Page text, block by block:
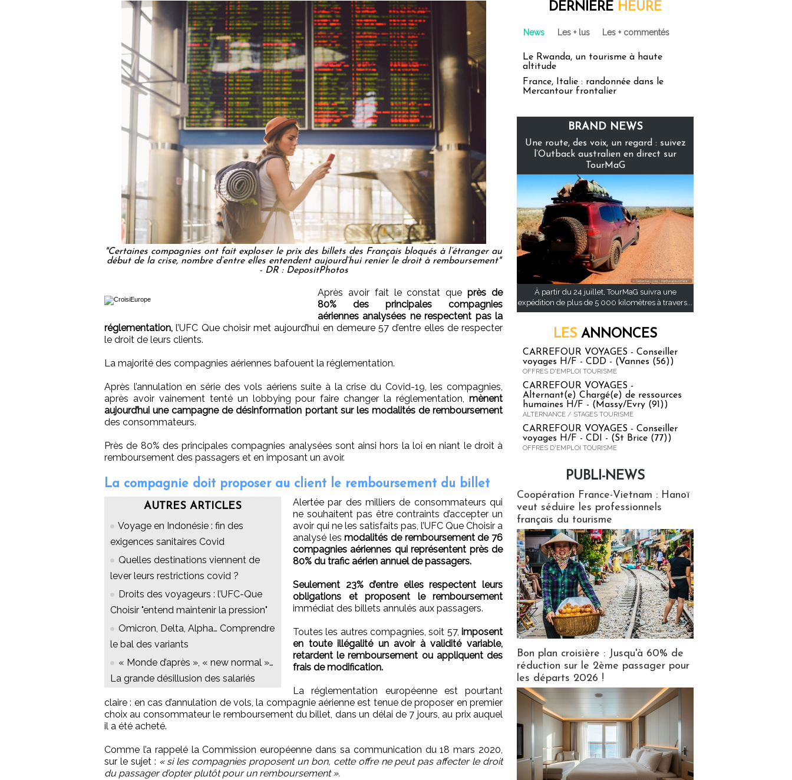
"Certaines compagnies ont fait exploser le prix des billets des Français bloqués à l’étranger au
début de la crise, nombre d’entre elles entendent aujourd’hui renier le droit à remboursement"
- DR : DepositPhotos
Après avoir fait le constat queprès de
80% des principales compagnies
aériennes analysées ne respectent pas la
réglementation, l’UFC Que choisir met aujourd’hui en demeure 57 d’entre elles de respecter
le droit de leurs clients.
La majorité des compagnies aériennes bafouent la réglementation.
Après l’annulation en série des vols aériens suite à la crise du Covid-19, les compagnies,
après avoir vainement tenté un lobbying pour faire changer la réglementation, mènent
aujourd’hui une campagne de désinformation portant sur les modalités de remboursement
des consommateurs.
Près de 80% des principales compagnies analysées sont ainsi hors la loi en niant le droit à
remboursement des passagers et en imposant un avoir.
La compagnie doit proposer au client le remboursement du billet
AUTRES ARTICLES
Voyage en Indonésie : fin des
exigences sanitaires Covid
Quelles destinations viennent de
lever leurs restrictions covid ?
Droits des voyageurs : l’UFC-Que
Choisir "entend maintenir la pression"
Omicron, Delta, Alpha… Comprendre
le bal des variants
« Monde d’après », « new normal »…
La grande désillusion des salariés
Alertée par des milliers de consommateurs qui
ne souhaitent pas être contraints d’accepter un
avoir qui ne les satisfaits pas, l’UFC Que Choisir a
analysé lesmodalités de remboursement de 76
compagnies aériennes qui représentent près de
80% du trafic aérien annuel de passagers.
Seulement 23% d’entre elles respectent leurs
obligations et proposent le remboursement
immédiat des billets annulés aux passagers.
Toutes les autres compagnies, soit 57, imposent
en toute illégalité un avoir à validité variable,
retardent le remboursement ou appliquent des
frais de modification.
La réglementation européenne est pourtant
claire : en cas d’annulation de vols, la compagnie aérienne est tenue de proposer en premier
choix au consommateur le remboursement du billet, dans un délai de 7 jours, au prix auquel
il a été acheté.
Comme l’a rappelé la Commission européenne dans sa communication du 18 mars 2020,
sur le sujet : « si les compagnies proposent un bon, cette offre ne peut pas affecter le droit
du passager d’opter plutôt pour un remboursement ».
DERNIÈRE HEURE
News Les + lus Les + commentés
Le Rwanda, un tourisme à haute
altitude
France, Italie : randonnée dans le
Mercantour frontalier
BRAND NEWS
Une route, des voix, un regard : suivez
l’Outback australien en direct sur
TourMaG
À partir du 24 juillet, TourMaG suivra une
expédition de plus de 5 000 kilomètres à travers...
LES ANNONCES
CARREFOUR VOYAGES - Conseiller
voyages H/F - CDD - (Vannes (56))
OFFRES D'EMPLOI TOURISME
CARREFOUR VOYAGES -
Alternant(e) Chargé(e) de ressources
humaines H/F - (Massy/Evry (91))
ALTERNANCE / STAGES TOURISME
CARREFOUR VOYAGES - Conseiller
voyages H/F - CDI - (St Brice (77))
OFFRES D'EMPLOI TOURISME
PUBLI-NEWS
Coopération France-Vietnam : Hanoï
veut séduire les professionnels
français du tourisme
Bon plan croisière : Jusqu'à 60% de
réduction sur le 2ème passager pour
les départs 2026 !